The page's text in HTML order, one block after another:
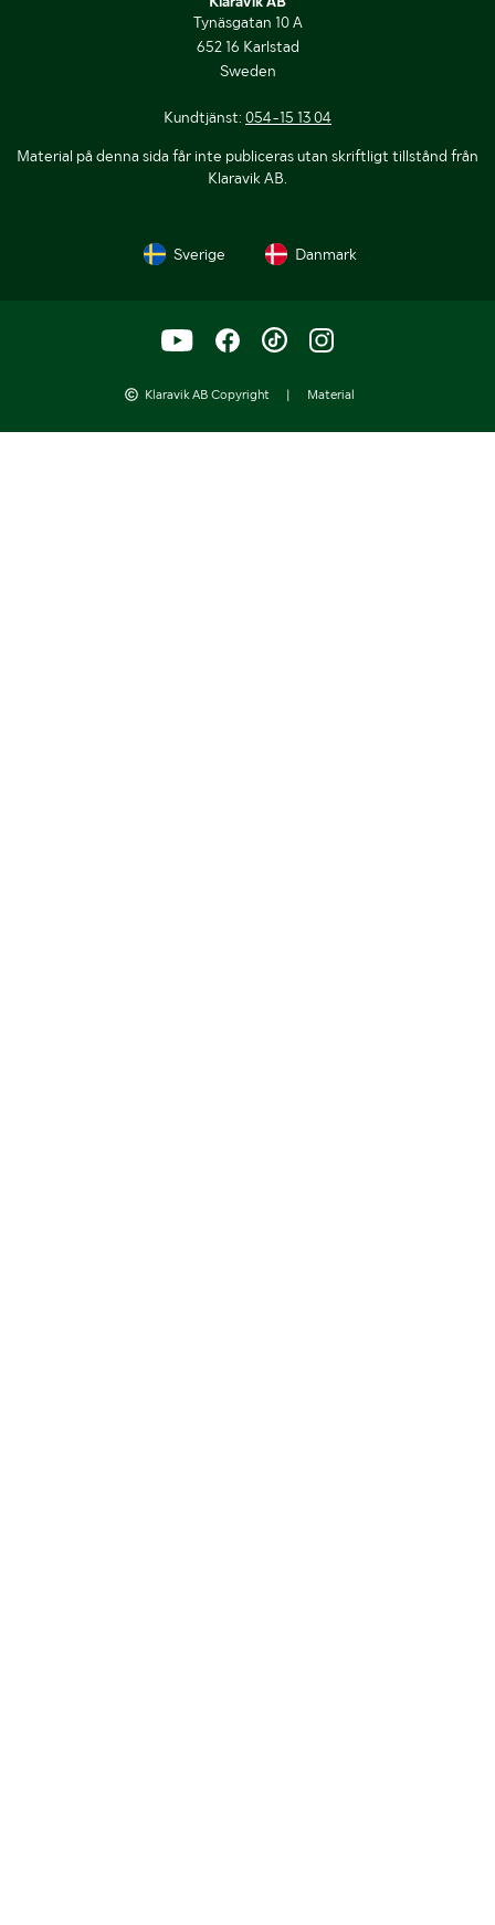
Tynäsgatan 10 A
652 16 Karlstad
Sweden
Kundtjänst: 054-15 13 04
Material på denna sida får inte publiceras utan skriftligt tillstånd från
Klaravik AB.
Sverige Danmark
Klaravik AB Copyright | Material